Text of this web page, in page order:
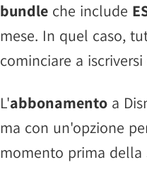
bundle che include
mese. In quel caso,
cominciare a
L'abbonamento a
ma con un'opzione
momento prima della